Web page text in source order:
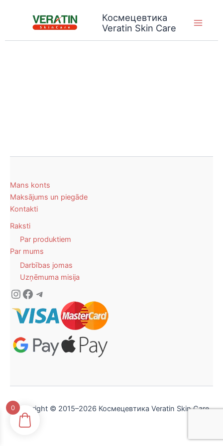
Космецевтика
Veratin Skin Care
Mans konts
Maksājums un piegāde
Kontakti
Raksti
Par produktiem
Par mums
Darbības jomas
Uzņēmuma misija
Instagram
Facebook
Telegram
Copyright © 2015–2026 Космецевтика Veratin Skin Care
0